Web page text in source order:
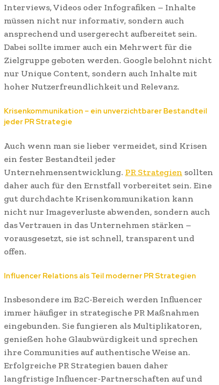
Interviews, Videos oder Infografiken – Inhalte
müssen nicht nur informativ, sondern auch
ansprechend und usergerecht aufbereitet sein.
Dabei sollte immer auch ein Mehrwert für die
Zielgruppe geboten werden. Google belohnt nicht
nur Unique Content, sondern auch Inhalte mit
hoher Nutzerfreundlichkeit und Relevanz.
Krisenkommunikation – ein unverzichtbarer Bestandteil
jeder PR Strategie
Auch wenn man sie lieber vermeidet, sind Krisen
ein fester Bestandteil jeder
Unternehmensentwicklung. PR Strategien sollten
daher auch für den Ernstfall vorbereitet sein. Eine
gut durchdachte Krisenkommunikation kann
nicht nur Imageverluste abwenden, sondern auch
das Vertrauen in das Unternehmen stärken –
vorausgesetzt, sie ist schnell, transparent und
offen.
Influencer Relations als Teil moderner PR Strategien
Insbesondere im B2C-Bereich werden Influencer
immer häufiger in strategische PR Maßnahmen
eingebunden. Sie fungieren als Multiplikatoren,
genießen hohe Glaubwürdigkeit und sprechen
ihre Communities auf authentische Weise an.
Erfolgreiche PR Strategien bauen daher
langfristige Influencer-Partnerschaften auf und